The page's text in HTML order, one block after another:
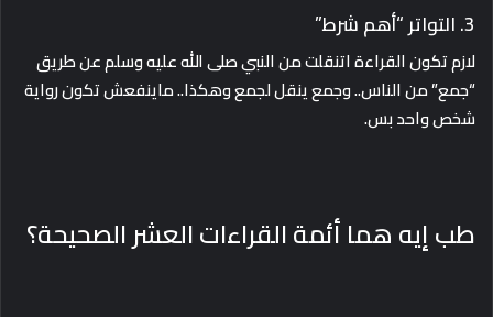
3. التواتر “أهم شرط”
لازم تكون القراءة اتنقلت من النبي صلى الله عليه وسلم عن طريق
“جمع” من الناس.. وجمع ينقل لجمع وهكذا.. ماينفعش تكون رواية
شخص واحد بس.
طب إيه هما أئمة القراءات العشر الصحيحة؟